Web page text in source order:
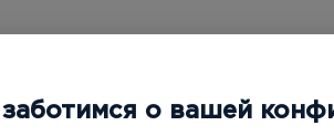
без электризации
влаги и ломкости волос
о вашей